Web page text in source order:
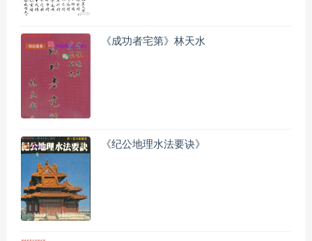
《成功者宅第》林天水
《纪公地理水法要诀》